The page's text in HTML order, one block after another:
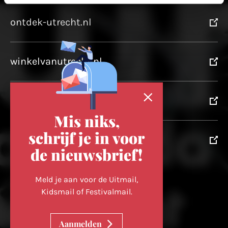
ontdek-utrecht.nl
winkelvanutrecht.nl
utrechtpartners.nl
Volg ons op
Mis niks,
schrijf je in voor
de nieuwsbrief!
Meld je aan voor de Uitmail,
Kidsmail of Festivalmail.
Aanmelden